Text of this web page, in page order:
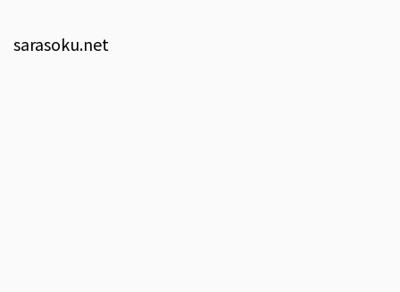
sarasoku.net